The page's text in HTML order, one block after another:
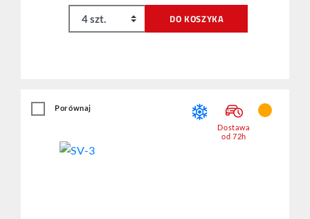
DO KOSZYKA
Porównaj
Dostawa
od 72h